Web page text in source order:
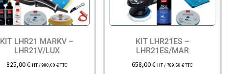
KIT LHR21 MARKV –
LHR21V/LUX
825,00€ HT /990,00 €TTC
KIT LHR21ES –
LHR21ES/MAR
658,00€ HT /789,60€TTC